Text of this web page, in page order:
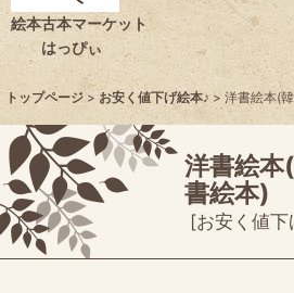
絵本古本マーケット
はっぴぃ
トップページ > お安く値下げ絵本♪ > 洋書絵本(
洋書絵
書絵本)
[お安く値下